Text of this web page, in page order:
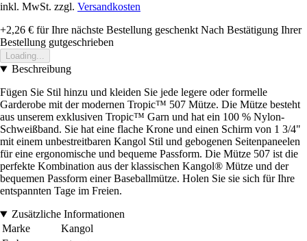
inkl. MwSt. zzgl. Versandkosten
+2,26 € für Ihre nächste Bestellung geschenkt Nach Bestätigung Ihrer
Bestellung gutgeschrieben
Loading...
Beschreibung
Fügen Sie Stil hinzu und kleiden Sie jede legere oder formelle
Garderobe mit der modernen Tropic™ 507 Mütze. Die Mütze besteht
aus unserem exklusiven Tropic™ Garn und hat ein 100 % Nylon-
Schweißband. Sie hat eine flache Krone und einen Schirm von 1 3/4"
mit einem unbestreitbaren Kangol Stil und gebogenen Seitenpaneelen
für eine ergonomische und bequeme Passform. Die Mütze 507 ist die
perfekte Kombination aus der klassischen Kangol® Mütze und der
bequemen Passform einer Baseballmütze. Holen Sie sie sich für Ihre
entspannten Tage im Freien.
Zusätzliche Informationen
Marke
Kangol